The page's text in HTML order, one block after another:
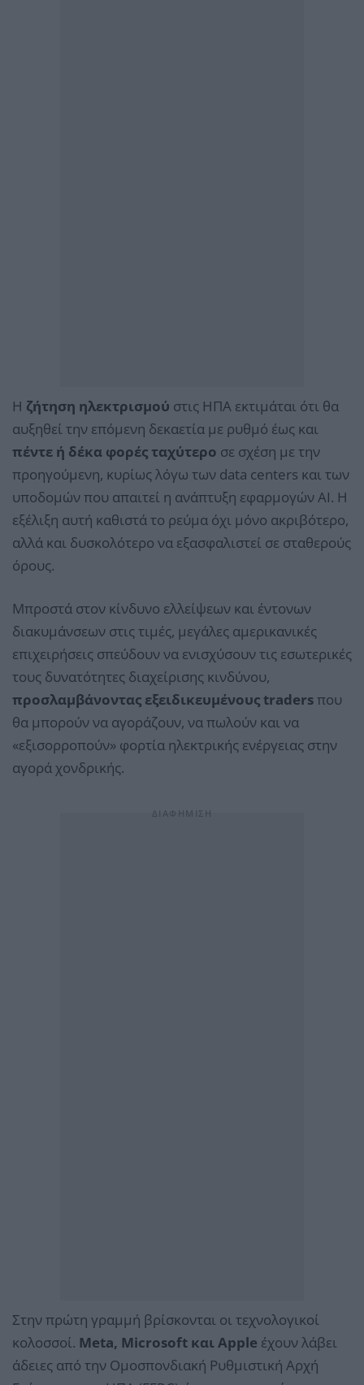
Η ζήτηση ηλεκτρισμού στις ΗΠΑ εκτιμάται ότι θα
αυξηθεί την επόμενη δεκαετία με ρυθμό έως και
πέντε ή δέκα φορές ταχύτερο σε σχέση με την
προηγούμενη, κυρίως λόγω των data centers και των
υποδομών που απαιτεί η ανάπτυξη εφαρμογών AI. Η
εξέλιξη αυτή καθιστά το ρεύμα όχι μόνο ακριβότερο,
αλλά και δυσκολότερο να εξασφαλιστεί σε σταθερούς
όρους.
Μπροστά στον κίνδυνο ελλείψεων και έντονων
διακυμάνσεων στις τιμές, μεγάλες αμερικανικές
επιχειρήσεις σπεύδουν να ενισχύσουν τις εσωτερικές
τους δυνατότητες διαχείρισης κινδύνου,
προσλαμβάνοντας εξειδικευμένους tradersπου
θα μπορούν να αγοράζουν, να πωλούν και να
«εξισορροπούν» φορτία ηλεκτρικής ενέργειας στην
αγορά χονδρικής.
Στην πρώτη γραμμή βρίσκονται οι τεχνολογικοί
κολοσσοί. Meta, Microsoft και Apple έχουν λάβει
άδειες από την Ομοσπονδιακή Ρυθμιστική Αρχή